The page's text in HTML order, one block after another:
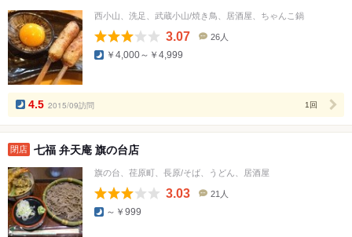
西小山、洗足、武蔵小山/焼き鳥、居酒屋、ちゃんこ鍋
3.07
数
26人
￥4,000～￥4,999
4.5 2015/09訪問 1回
閉店 七福 弁天庵 旗の台店
旗の台、荏原町、長原/そば、うどん、居酒屋
3.03 21人
～￥999